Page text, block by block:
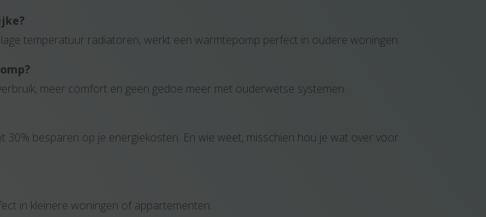
temperatuur radiatoren, werkt een warmtepomp perfect in oudere woningen.
meer comfort en geen gedoe meer met ouderwetse systemen.
30% besparen op je energiekosten. En wie weet, misschien hou je wat over voor
in kleinere woningen of appartementen.